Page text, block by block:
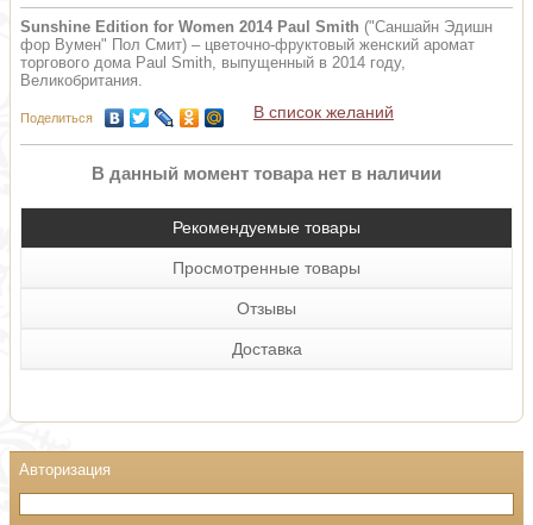
Sunshine Edition for Women 2014 Paul Smith ("Саншайн Эдишн
фор Вумен" Пол Смит) – цветочно-фруктовый женский аромат
торгового дома Paul Smith, выпущенный в 2014 году,
Великобритания.
Поделиться В список желаний
В данный момент товара нет в наличии
Рекомендуемые товары
Просмотренные товары
Отзывы
Доставка